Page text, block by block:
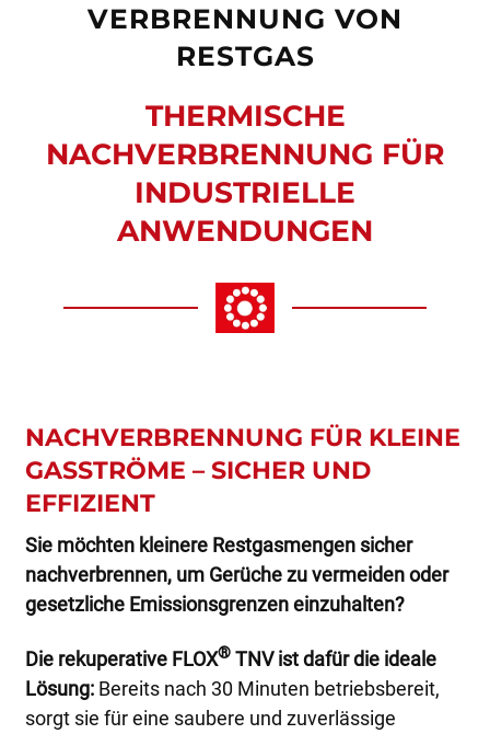
VERBRENNUNG VON
RESTGAS
THERMISCHE
NACHVERBRENNUNG FÜR
INDUSTRIELLE
ANWENDUNGEN
NACHVERBRENNUNG FÜR KLEINE
GASSTRÖME – SICHER UND
EFFIZIENT
Sie möchten kleinere Restgasmengen sicher
nachverbrennen, um Gerüche zu vermeiden oder
gesetzliche Emissionsgrenzen einzuhalten?
Die rekuperative FLOX®TNV ist dafür die ideale
Lösung:Bereits nach 30 Minuten betriebsbereit,
sorgt sie für eine saubere und zuverlässige